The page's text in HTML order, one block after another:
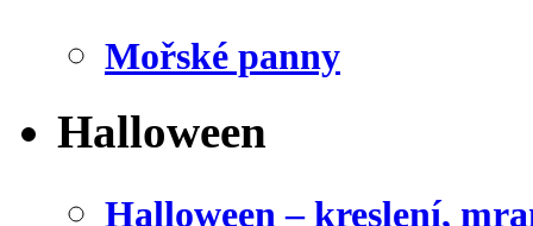
Mořské panny
Halloween
Halloween – kreslení,